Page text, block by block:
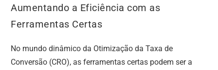
Aumentando a Eficiência com as
Ferramentas Certas
No mundo dinâmico da Otimização da Taxa de
Conversão (CRO), as ferramentas certas podem ser a